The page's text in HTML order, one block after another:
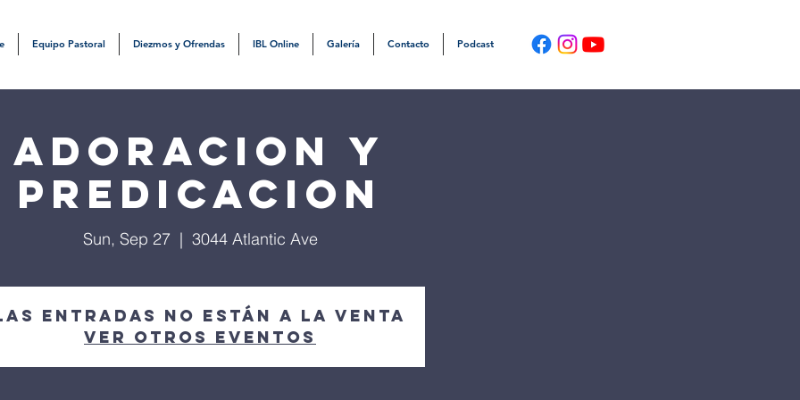
Equipo Pastoral Diezmos y Ofrendas IBL Online Galería Contacto Podcast
Adoracion y
Predicacion
Sun, Sep 27
  |
3044 Atlantic Ave
entradas no están a la venta
Ver otros eventos